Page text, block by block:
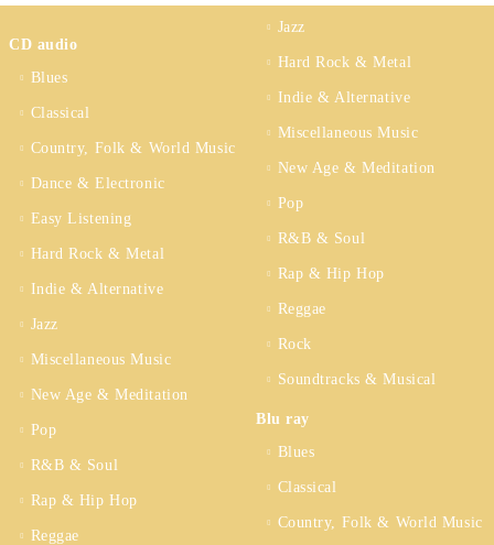
ANNIVERSARY HALF
SPEED MASTER)
(VINYL)
CD audio
Blues
Classical
Country, Folk & World Music
Dance & Electronic
Easy Listening
Hard Rock & Metal
Indie & Alternative
Jazz
Miscellaneous Music
New Age & Meditation
Pop
R&B & Soul
Rap & Hip Hop
Reggae
Jazz
Hard Rock & Metal
Indie & Alternative
Miscellaneous Music
New Age & Meditation
Pop
R&B & Soul
Rap & Hip Hop
Reggae
Rock
Soundtracks & Musical
Blu ray
Blues
Classical
Country, Folk & World Music